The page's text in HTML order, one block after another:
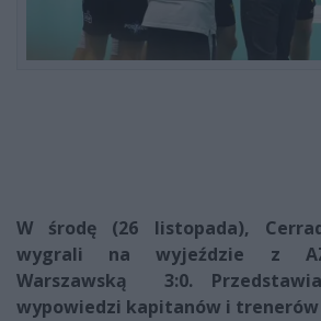
W środę (26 listopada),
wygrali na wyjeździe z
Warszawską 3:0.
wypowiedzi kapitanów i trenerów